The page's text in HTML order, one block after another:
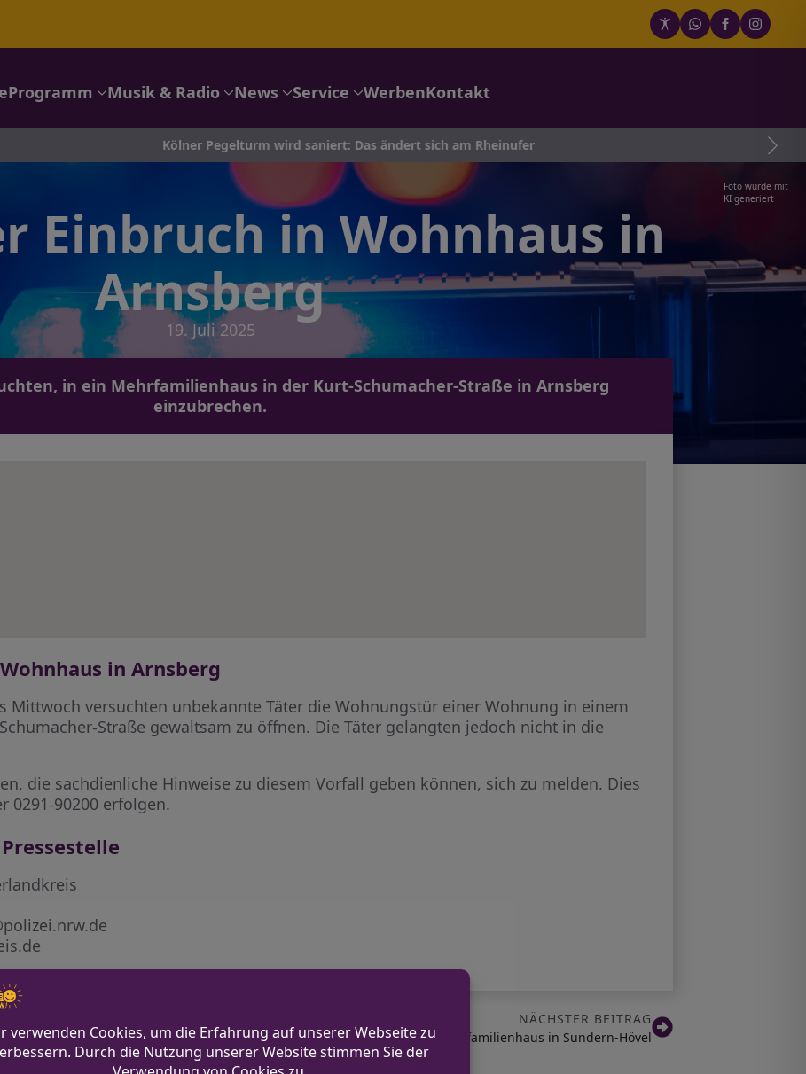
Programm Musik & Radio News Service WerbenKontakt
Kölner Pegelturm wird saniert: Das ändert sich am Rheinufer
Foto wurde mit
KI generiert
Einbruch in Wohnhaus in
Arnsberg
19. Juli 2025
in ein Mehrfamilienhaus in der Kurt-Schumacher-Straße in Arnsberg
einzubrechen.
in Arnsberg
Mittwoch versuchten unbekannte Täter die Wohnungstür einer Wohnung in einem
Straße gewaltsam zu öffnen. Die Täter gelangten jedoch nicht in die
die sachdienliche Hinweise zu diesem Vorfall geben können, sich zu melden. Dies
0291-90200 erfolgen.
NÄCHSTER BEITRAG
Einbruch in Einfamilienhaus in Sundern-Hövel